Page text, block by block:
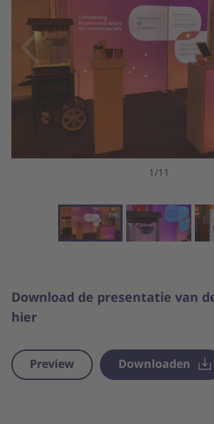
1/11
Download de presentatie van
hier
Preview Downloaden